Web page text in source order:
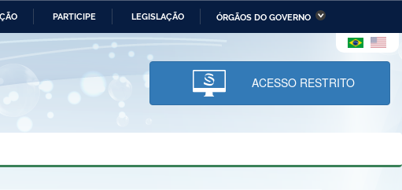
PARTICIPE LEGISLAÇÃO ÓRGÃOS DO GOVERNO
Ministério da Economia Ministério da Infraestrutura
Ministério da Ciência,
Tecnologia, Inovações e
Comunicações
e dos Direitos Humanos
Planalto
ACESSO RESTRITO